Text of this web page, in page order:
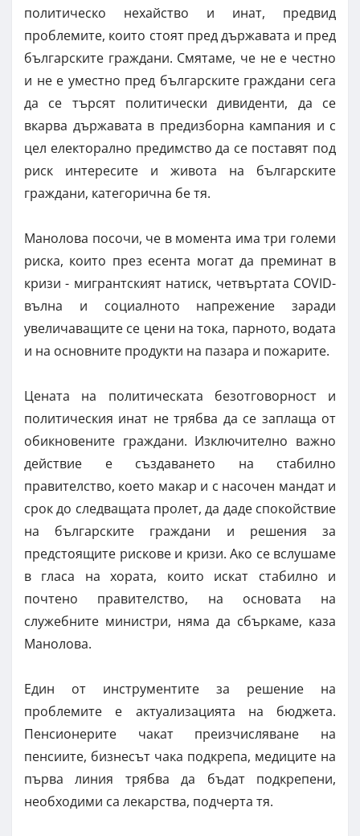
политическо нехайство и инат, предвид
проблемите, които стоят пред държавата и пред
българските граждани. Смятаме, че не е честно
и не е уместно пред българските граждани сега
да се търсят политически дивиденти, да се
вкарва държавата в предизборна кампания и с
цел електорално предимство да се поставят под
риск интересите и живота на българските
граждани, категорична бе тя.
Манолова посочи, че в момента има три големи
риска, които през есента могат да преминат в
кризи - мигрантският натиск, четвъртата COVID-
вълна и социалното напрежение заради
увеличаващите се цени на тока, парното, водата
и на основните продукти на пазара и пожарите.
Цената на политическата безотговорност и
политическия инат не трябва да се заплаща от
обикновените граждани. Изключително важно
действие е създаването на стабилно
правителство, което макар и с насочен мандат и
срок до следващата пролет, да даде спокойствие
на българските граждани и решения за
предстоящите рискове и кризи. Ако се вслушаме
в гласа на хората, които искат стабилно и
почтено правителство, на основата на
служебните министри, няма да сбъркаме, каза
Манолова.
Един от инструментите за решение на
проблемите е актуализацията на бюджета.
Пенсионерите чакат преизчисляване на
пенсиите, бизнесът чака подкрепа, медиците на
първа линия трябва да бъдат подкрепени,
необходими са лекарства, подчерта тя.